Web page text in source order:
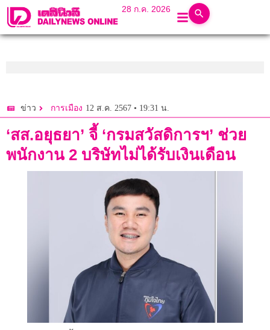
28 ก.ค. 2026
ข่าว การเมือง 12 ส.ค. 2567 • 19:31 น.
‘สส.อยุธยา’ จี้ ‘กรมสวัสดิการฯ’ ช่วย
พนักงาน 2 บริษัทไม่ได้รับเงินเดือน